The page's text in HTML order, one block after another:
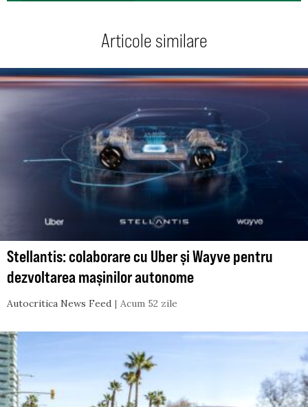
Articole similare
Stellantis: colaborare cu Uber și Wayve pentru
dezvoltarea mașinilor autonome
Autocritica News Feed Acum 52 zile